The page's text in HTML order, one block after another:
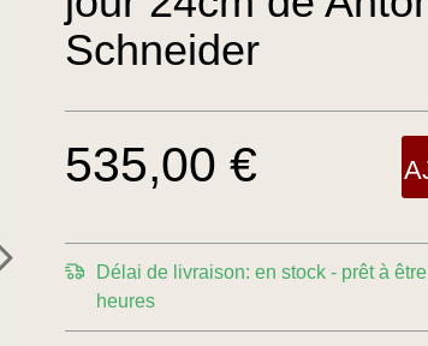
Schneider
535,00 €
Délai de livraison: en stock - prêt à
heures